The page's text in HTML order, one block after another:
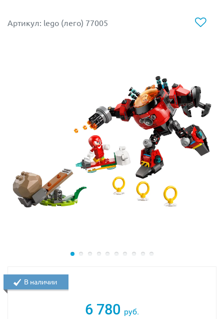
приготовления зелий. Собирай ценные артефакты и
ресурсы, чтобы в потом использовать их, например,
Как и в любимой игре Майнкрафт, ты можешь строить
и перестраивать модель не только по предложенной
инструкции, но и придумать собственную
В набор Лего 21185 входят 3 минифигурки:
путешественник (странник), 2 пиглина; а также 2
сборных моба: лавовый куб и лавомерка (страйдер).
Размеры локации из Lego 21185 в собранном виде:
9х19х18 см.
Артикул: lego (лего) 77005
6 780 руб.
В наличии